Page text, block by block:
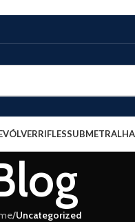
RIFLES
/Uncategorized